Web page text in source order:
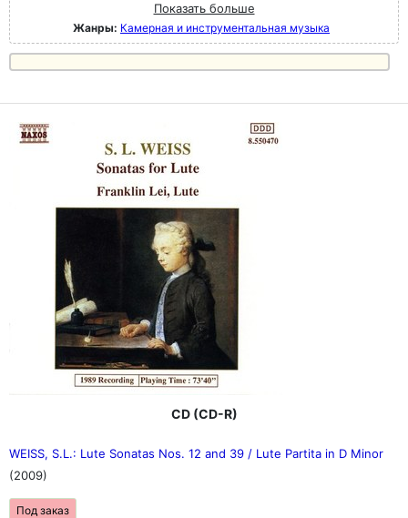
Показать больше
Жанры: Камерная и инструментальная музыка
CD (CD-R)
WEISS, S.L.: Lute Sonatas Nos. 12 and 39 / Lute Partita in D Minor
(2009)
Под заказ